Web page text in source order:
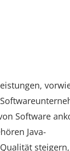
Software
Java-